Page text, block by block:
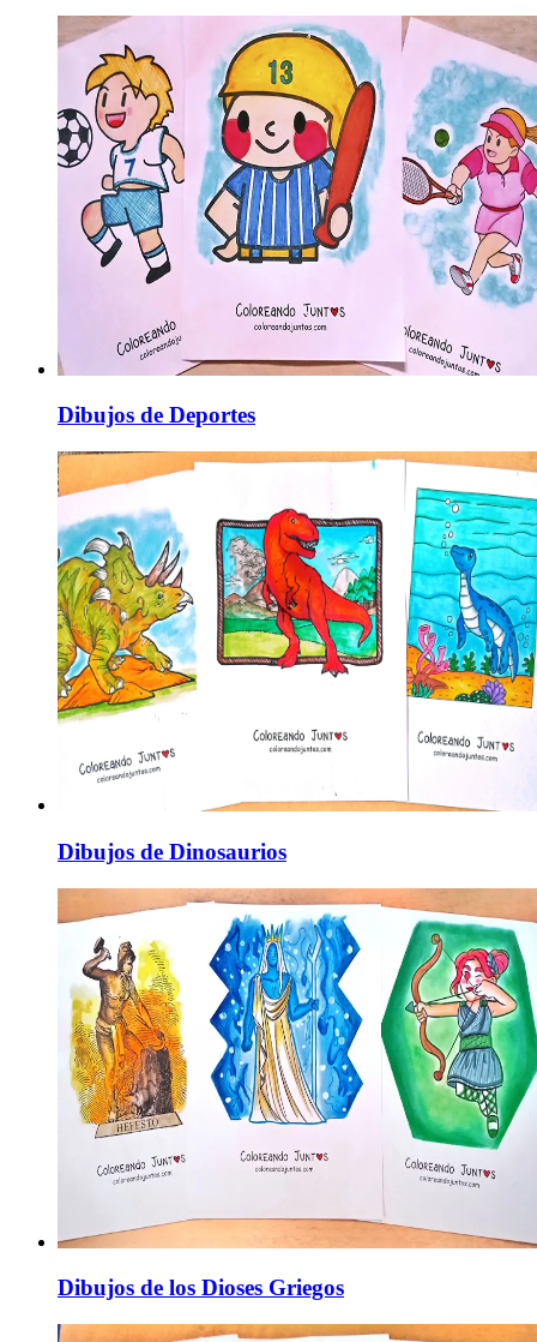
Dibujos de Deportes
Dibujos de Dinosaurios
Dibujos de los Dioses Griegos